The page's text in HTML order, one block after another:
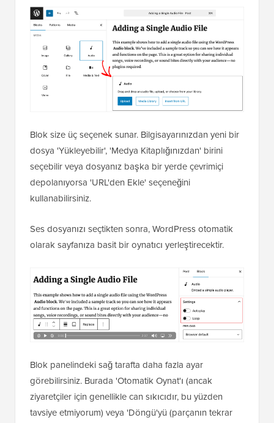
Blok size üç seçenek sunar. Bilgisayarınızdan yeni bir
dosya 'Yükleyebilir', 'Medya Kitaplığınızdan' birini
seçebilir veya dosyanız başka bir yerde çevrimiçi
depolanıyorsa 'URL'den Ekle' seçeneğini
kullanabilirsiniz.
Ses dosyanızı seçtikten sonra, WordPress otomatik
olarak sayfanıza basit bir oynatıcı yerleştirecektir.
Blok panelindeki sağ tarafta daha fazla ayar
görebilirsiniz. Burada 'Otomatik Oynat'ı (ancak
ziyaretçiler için genellikle can sıkıcıdır, bu yüzden
tavsiye etmiyorum) veya 'Döngü'yü (parçanın tekrar